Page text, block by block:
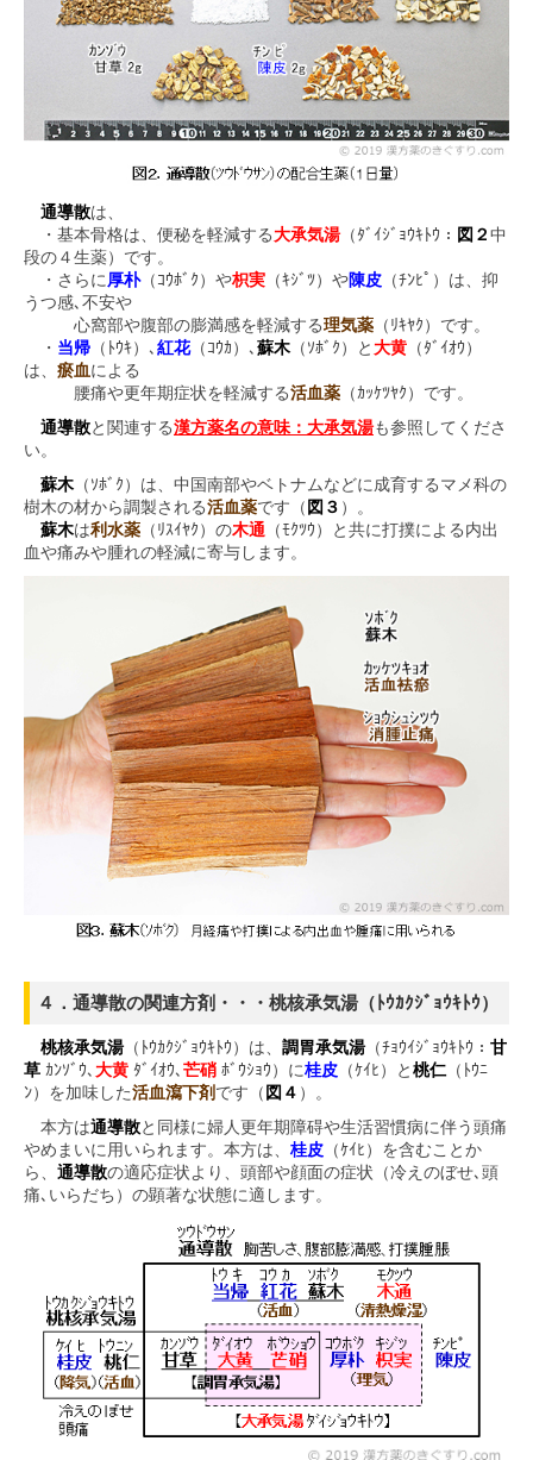
通導散は、
・基本骨格は、便秘を軽減する大承気湯（ﾀﾞｲｼﾞｮｳｷﾄｳ： 図２ 中
段の４生薬）です。
・さらに厚朴（ｺｳﾎﾞｸ）や枳実 （ｷｼﾞﾂ）や陳皮 （ﾁﾝﾋﾟ）は、抑
うつ感､不安や
心窩部や腹部の膨満感を軽減する理気薬 （ﾘｷﾔｸ）です。
・ 当帰 （ﾄｳｷ）､ 紅花（ｺｳｶ）､ 蘇木 （ｿﾎﾞｸ）と 大黄 （ﾀﾞｲｵｳ）
は、 瘀血による
腰痛や更年期症状を軽減する活血薬 （ｶｯｹﾂﾔｸ）です。
通導散と関連する漢方薬名の意味：大承気湯も参照してくださ
い。
蘇木 （ｿﾎﾞｸ）は、中国南部やベトナムなどに成育するマメ科の
樹木の材から調製される活血薬です（ 図３ ）。
蘇木は利水薬 （ﾘｽｲﾔｸ）の木通 （ﾓｸﾂｳ）と共に打撲による内出
血や痛みや腫れの軽減に寄与します。
４．通導散の関連方剤・・・桃核承気湯（ﾄｳｶｸｼﾞｮｳｷﾄｳ）
桃核承気湯（ﾄｳｶｸｼﾞｮｳｷﾄｳ）は、 調胃承気湯（ﾁｮｳｲｼﾞｮｳｷﾄｳ： 甘
草 ｶﾝｿﾞｳ､ 大黄 ﾀﾞｲｵｳ､ 芒硝 ﾎﾞｳｼｮｳ）に桂皮 （ｹｲﾋ）と 桃仁（ﾄｳﾆ
ﾝ）を加味した活血瀉下剤 です（ 図４ ）。
本方は通導散と同様に婦人更年期障碍や生活習慣病に伴う頭痛
やめまいに用いられます。本方は、 桂皮 （ｹｲﾋ）を含むことか
ら、 通導散の適応症状より、頭部や顔面の症状（冷えのぼせ､頭
痛､いらだち）の顕著な状態に適します。